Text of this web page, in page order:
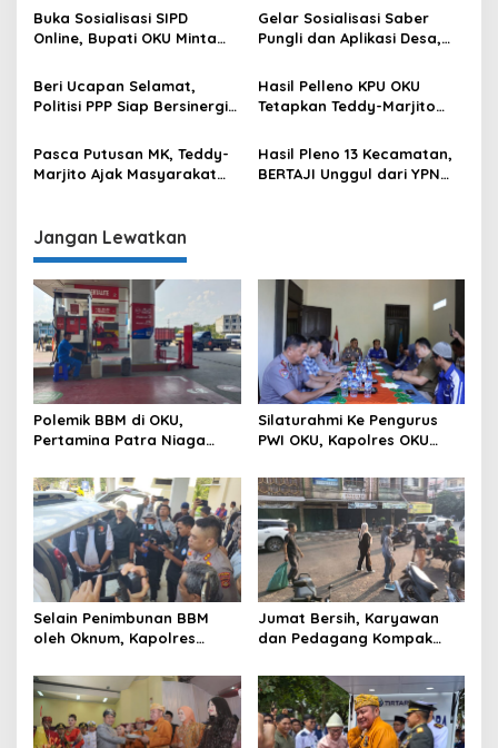
Teguhkan Visi “Rumah
untuk Semua” Menuju
Indonesia Emas
Desa Di Lubuk Raja
Buka Sosialisasi SIPD
Online, Bupati OKU Minta
Terapkan
Gelar Sosialisasi Saber
Pungli dan Aplikasi Desa,
Kecamatan Lubuk Batang
Beri Ucapan Selamat,
Politisi PPP Siap Bersinergi
Hasil Pelleno KPU OKU
Tetapkan Teddy-Marjito
Bupati OKU Terpilih
Pasca Putusan MK, Teddy-
Marjito Ajak Masyarakat
Hasil Pleno 13 Kecamatan,
BERTAJI Unggul dari YPN
Jangan Lewatkan
Polemik BBM di OKU,
Pertamina Patra Niaga
Optimalkan Penyaluran
BBM Subsidi dan Perkuat
Pengawasan di Kabupaten
Ogan Komering Ulu
Silaturahmi Ke Pengurus
PWI OKU, Kapolres OKU
Media dan Polri
Selain Penimbunan BBM
oleh Oknum, Kapolres
Kurang, Pertamina Patra
Niaga Bungkam
Jumat Bersih, Karyawan
dan Pedagang Kompak
Lama